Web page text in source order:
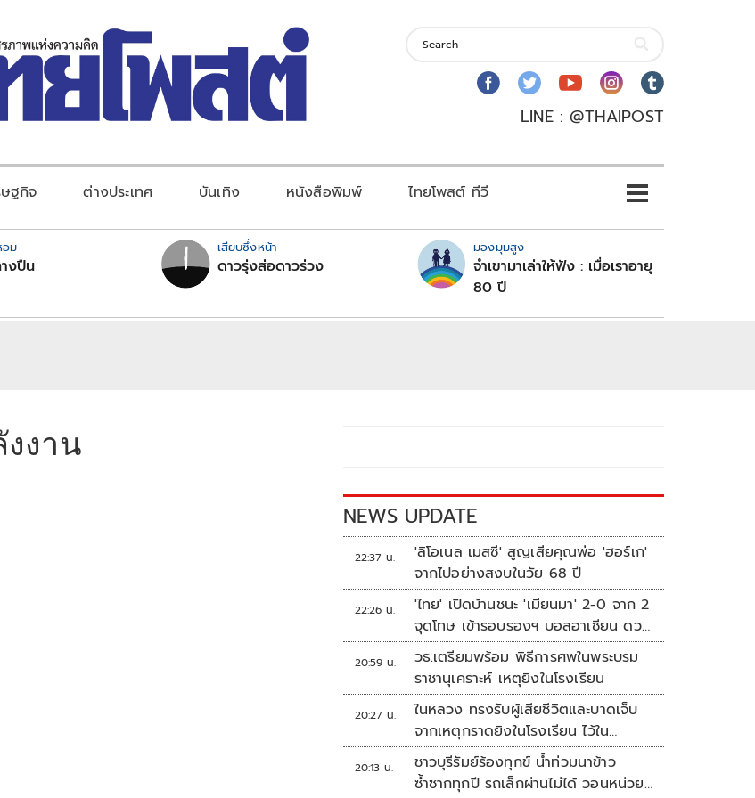
LINE : @THAIPOST
ษฐกิจ ต่างประเทศ บันเทิง หนังสือพิมพ์ ไทยโพสต์ ทีวี
อม
งปืน
เสียบซึ่งหน้า
ดาวรุ่งส่อดาวร่วง
มองมุมสูง
จำเขามาเล่าให้ฟัง : เมื่อเราอายุ
80 ปี
งาน
NEWS UPDATE
22:37 น.
'ลิโอเนล เมสซี' สูญเสียคุณพ่อ 'ฮอร์เก'
จากไปอย่างสงบในวัย 68 ปี
22:26 น.
'ไทย' เปิดบ้านชนะ 'เมียนมา' 2-0 จาก 2
จุดโทษ เข้ารอบรองฯ บอลอาเซียน ดวล
'สิงคโปร์'
20:59 น.
วธ.เตรียมพร้อม พิธีการศพในพระบรม
ราชานุเคราะห์ เหตุยิงในโรงเรียน
20:27 น.
ในหลวง ทรงรับผู้เสียชีวิตและบาดเจ็บ
จากเหตุกราดยิงในโรงเรียน ไว้ใน
พระบรมราชานุเคราะห์
20:13 น.
ชาวบุรีรัมย์ร้องทุกข์ น้ำท่วมนาข้าว
ซ้ำซากทุกปี รถเล็กผ่านไม่ได้ วอนหน่วย